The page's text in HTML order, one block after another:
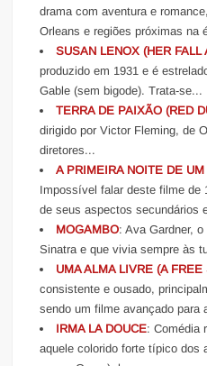
drama com aventura e
Orleans e regiões próximas na
SUSAN LENOX (HER FALL
produzido em 1931 e é
Gable (sem bigode). Trata-se...
TERRA DE PAIXÃO (RED
dirigido por Victor Fleming, de
diretores...
A PRIMEIRA NOITE DE
Impossível falar deste filme de
de seus aspectos secundários
MOGAMBO: Ava Gardner,
Sinatra e que vivia sempre às
UMA ALMA LIVRE (A FREE
consistente e ousado,
sendo um filme avançado para
IRMA LA DOUCE: Comédia
aquele colorido forte típico dos